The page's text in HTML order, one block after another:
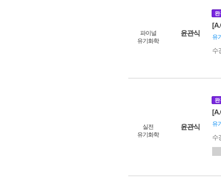
파이널
유기화학
윤관식
완
유
수
실전
유기화학
윤관식
완
유
수